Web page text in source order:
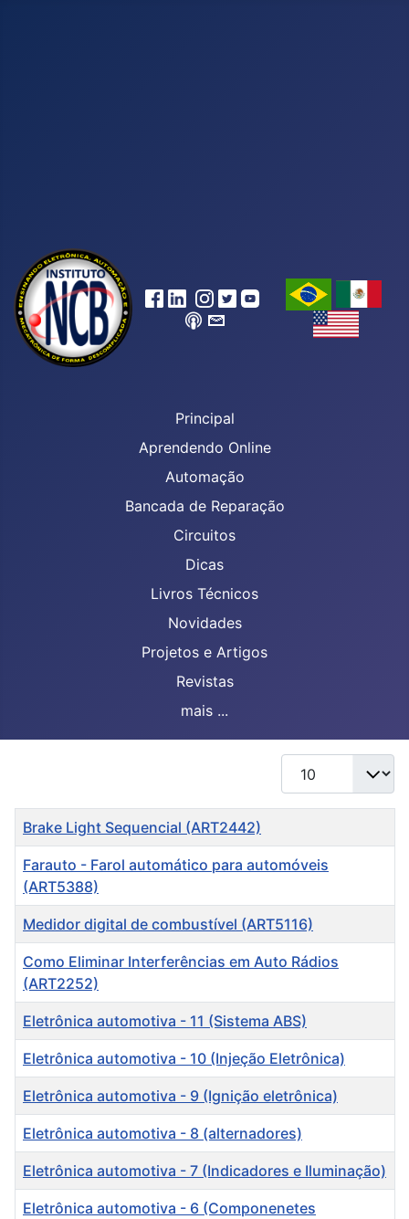
Principal
Aprendendo Online
Automação
Bancada de Reparação
Circuitos
Dicas
Livros Técnicos
Novidades
Projetos e Artigos
Revistas
mais ...
Mostrar #
Título
Brake Light Sequencial (ART2442)
Farauto - Farol automático para automóveis
(ART5388)
Medidor digital de combustível (ART5116)
Como Eliminar Interferências em Auto Rádios
(ART2252)
Eletrônica automotiva - 11 (Sistema ABS)
Eletrônica automotiva - 10 (Injeção Eletrônica)
Eletrônica automotiva - 9 (Ignição eletrônica)
Eletrônica automotiva - 8 (alternadores)
Eletrônica automotiva - 7 (Indicadores e Iluminação)
Eletrônica automotiva - 6 (Componenetes